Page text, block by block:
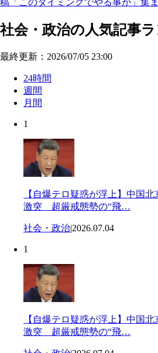
稿「このタイミングでやる事か」集
社会・政治の人気記事
最終更新：2026/07/05 23:00
24時間
週間
月間
1
【自爆テロ疑惑が浮上】中国
激突 超厳戒態勢の“飛…
社会・政治|2026.07.04
1
【自爆テロ疑惑が浮上】中国
激突 超厳戒態勢の“飛…